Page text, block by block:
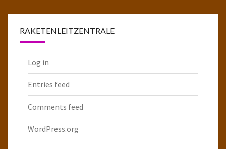
RAKETENLEITZENTRALE
Log in
Entries feed
Comments feed
WordPress.org